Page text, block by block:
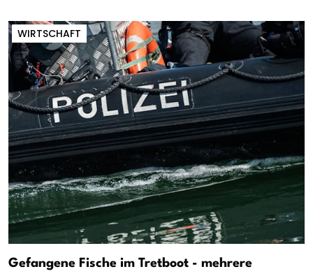
WIRTSCHAFT
Gefangene Fische im Tretboot - mehrere